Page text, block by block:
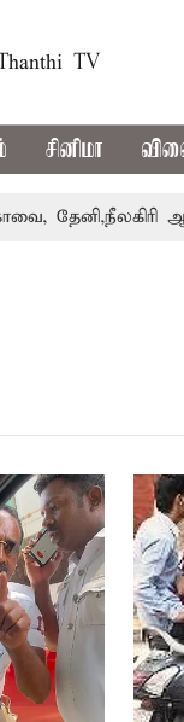
TV
சினிமா
ஆகிய